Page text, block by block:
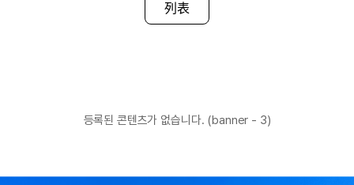
列表
등록된 콘텐츠가 없습니다. (banner - 3)